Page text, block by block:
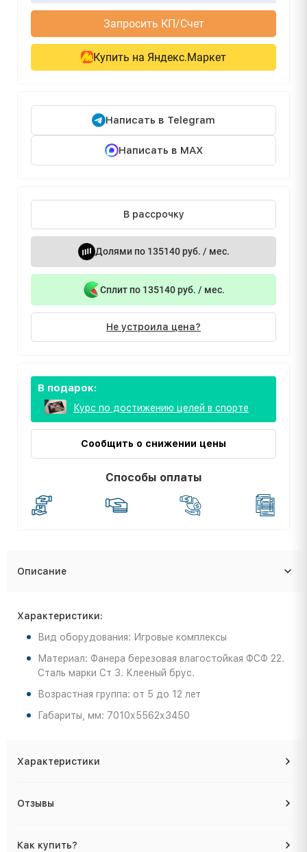
Запросить КП/Счет
Купить на Яндекс.Маркет
Написать в Telegram
Написать в MAX
В рассрочку
Долями по 135140 руб. / мес.
Сплит по 135140 руб. / мес.
Не устроила цена?
В подарок:
Курс по достижению целей в спорте
Сообщить о снижении цены
Способы оплаты
Описание
Характеристики:
Вид оборудования: Игровые комплексы
Материал: Фанера березовая влагостойкая ФСФ 22.
Сталь марки Ст 3. Клееный брус.
Возрастная группа: от 5 до 12 лет
Габариты, мм: 7010х5562х3450
Характеристики
Отзывы
Как купить?